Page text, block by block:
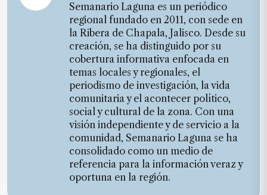
Semanario Laguna es un periódico
regional fundado en 2011, con sede en
la Ribera de Chapala, Jalisco. Desde su
creación, se ha distinguido por su
cobertura informativa enfocada en
temas locales y regionales, el
periodismo de investigación, la vida
comunitaria y el acontecer político,
social y cultural de la zona. Con una
visión independiente y de servicio a la
comunidad, Semanario Laguna se ha
consolidado como un medio de
referencia para la información veraz y
oportuna en la región.